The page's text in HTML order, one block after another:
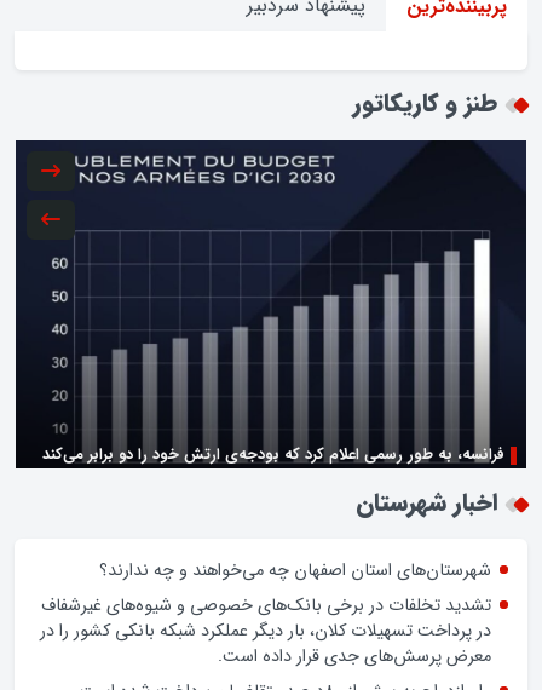
پربیننده‌ترین
طنز و کاریکاتور
فرانسه، به طور رسمی اعلام کرد که بودجه‌ی ارتش خود را دو برابر می‌کند
زن اگر خوب باشه یه زندگی حالش خوبه/روز زن مبارک
اخبار شهرستان
شهرستان‌های استان اصفهان چه می‌خواهند و چه ندارند؟